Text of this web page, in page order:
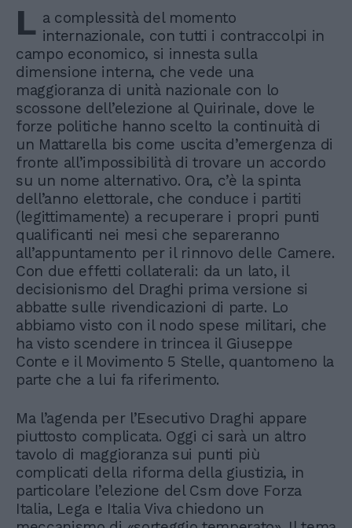
L a complessità del momento
internazionale, con tutti i contraccolpi in
campo economico, si innesta sulla
dimensione interna, che vede una
maggioranza di unità nazionale con lo
scossone dell’elezione al Quirinale, dove le
forze politiche hanno scelto la continuità di
un Mattarella bis come uscita d’emergenza di
fronte all’impossibilità di trovare un accordo
su un nome alternativo. Ora, c’è la spinta
dell’anno elettorale, che conduce i partiti
(legittimamente) a recuperare i propri punti
qualificanti nei mesi che separeranno
all’appuntamento per il rinnovo delle Camere.
Con due effetti collaterali: da un lato, il
decisionismo del Draghi prima versione si
abbatte sulle rivendicazioni di parte. Lo
abbiamo visto con il nodo spese militari, che
ha visto scendere in trincea il Giuseppe
Conte e il Movimento 5 Stelle, quantomeno la
parte che a lui fa riferimento.
Ma l’agenda per l’Esecutivo Draghi appare
piuttosto complicata. Oggi ci sarà un altro
tavolo di maggioranza sui punti più
complicati della riforma della giustizia, in
particolare l’elezione del Csm dove Forza
Italia, Lega e Italia Viva chiedono un